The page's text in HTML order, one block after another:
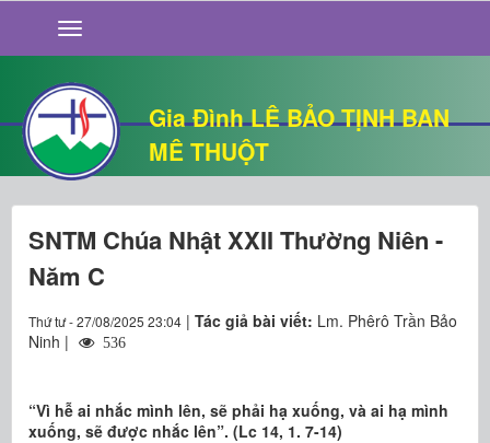
Gia Đình LÊ BẢO TỊNH BAN
MÊ THUỘT
GIỚI THIỆU
TIN TỨC
SỐNG ĐẠO
CHUYỆN NHÀ
QUÁN VĂN
THƯ GIÃN
SNTM Chúa Nhật XXII Thường Niên -
Năm C
Thứ tư - 27/08/2025 23:04 | Tác giả bài viết: Lm. Phêrô Trần Bảo
Ninh |
536
“Vì hễ ai nhắc mình lên, sẽ phải hạ xuống, và ai hạ mình
xuống, sẽ được nhắc lên”. (Lc 14, 1. 7-14)